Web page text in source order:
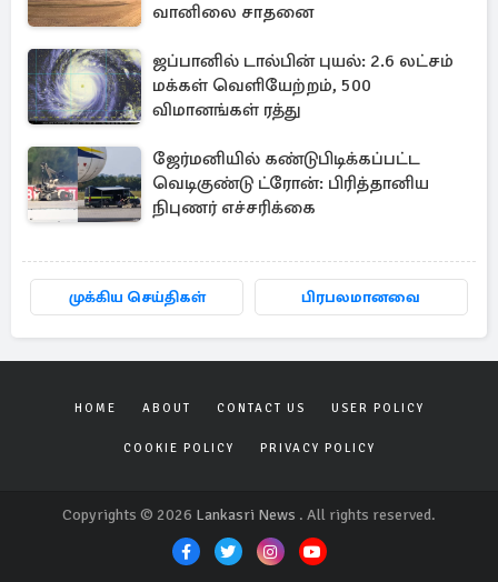
வானிலை சாதனை
ஜப்பானில் டால்பின் புயல்: 2.6 லட்சம்
மக்கள் வெளியேற்றம், 500
விமானங்கள் ரத்து
ஜேர்மனியில் கண்டுபிடிக்கப்பட்ட
வெடிகுண்டு ட்ரோன்: பிரித்தானிய
நிபுணர் எச்சரிக்கை
முக்கிய செய்திகள் பிரபலமானவை
HOME ABOUT CONTACT US USER POLICY
COOKIE POLICY PRIVACY POLICY
Copyrights © 2026 Lankasri News . All rights reserved.